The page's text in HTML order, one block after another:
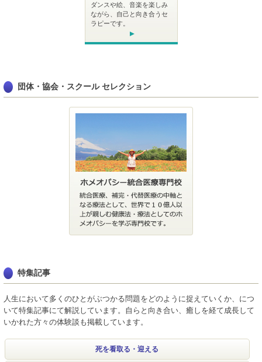
ダンスや絵、音楽を楽しみ
ながら、自己と向き合うセ
ラピーです。
団体・協会・スクール セレクション
特集記事
人生において多くのひとがぶつかる問題をどのように捉えていくか、につ
いて特集記事にて解説しています。自らと向き合い、癒しを経て成長して
いかれた方々の体験談も掲載しています。
死を看取る・迎える